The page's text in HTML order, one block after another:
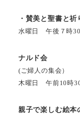
・賛美と聖書と祈
水曜日 午後７時
ナルド会
(ご婦人の集会）
木曜日 午前10時
親子で楽しむ絵本